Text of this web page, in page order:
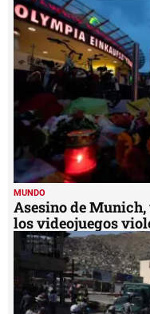
MUNDO
Asesino de
los videojuegos